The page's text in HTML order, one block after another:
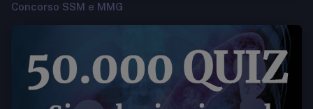
Concorso SSM e MMG